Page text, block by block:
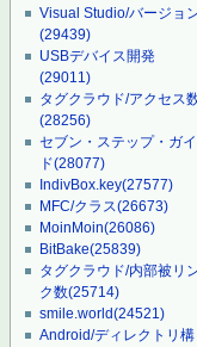
Visual Studio/バージョ
(29439)
USBデバイス開発
(29011)
タグクラウド/アクセス
(28256)
セブン・ステップ・ガイ
ド(28077)
IndivBox.key(27577)
MFC/クラス(26673)
MoinMoin(26086)
BitBake(25839)
タグクラウド/内部被リ
ク数(25714)
smile.world(24521)
Android/ディレクトリ構